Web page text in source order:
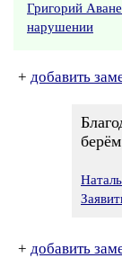
Григорий
нарушении
+ добавить
берём
+ добавить